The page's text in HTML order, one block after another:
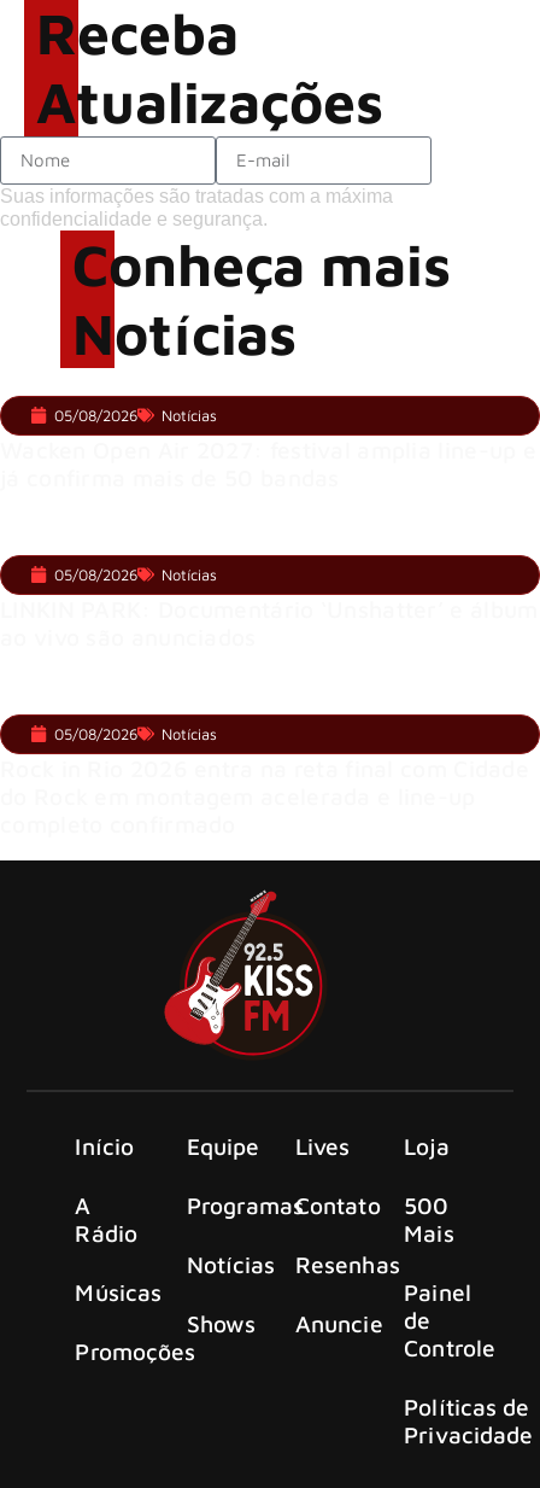
Receba
Atualizações
Suas informações são tratadas com a máxima
confidencialidade e segurança.
Conheça mais
Notícias
05/08/2026 Notícias
05/08/2026 Notícias
05/08/2026 Notícias
Início
A
Rádio
Músicas
Promoções
Equipe
Programas
Notícias
Shows
Lives
Contato
Resenhas
Anuncie
Loja
500
Mais
Painel
de
Controle
Políticas de
Privacidade